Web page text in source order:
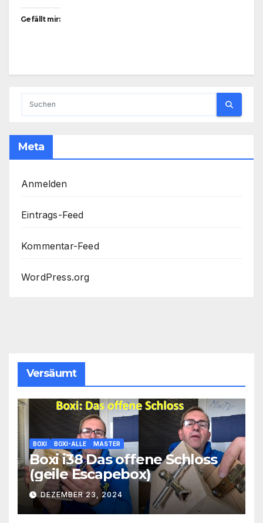
k
Gefällt mir:
Meta
Anmelden
Eintrags-Feed
Kommentar-Feed
WordPress.org
Versäumt
BOXI BOXI-ALLE MASTER
Boxi i38 Das offene Schloss
(geile Escapebox)
DEZEMBER 23, 2024